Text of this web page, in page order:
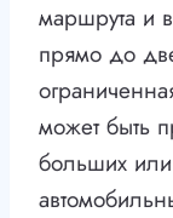
маршрута и
прямо до
может быть
больших